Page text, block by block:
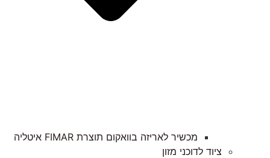
מכשיר לאריזה בוואקום תוצרת FIMAR איטליה​
ציוד לדוכני מזון